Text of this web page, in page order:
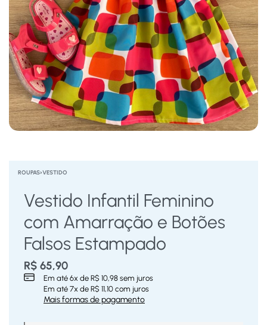
ROUPAS›VESTIDO
Vestido Infantil Feminino
com Amarração e Botões
Falsos Estampado
R$ 65,90
Em até 6x de R$ 10,98 sem juros
Em até 7x de R$ 11,10 com juros
Mais formas de pagamento